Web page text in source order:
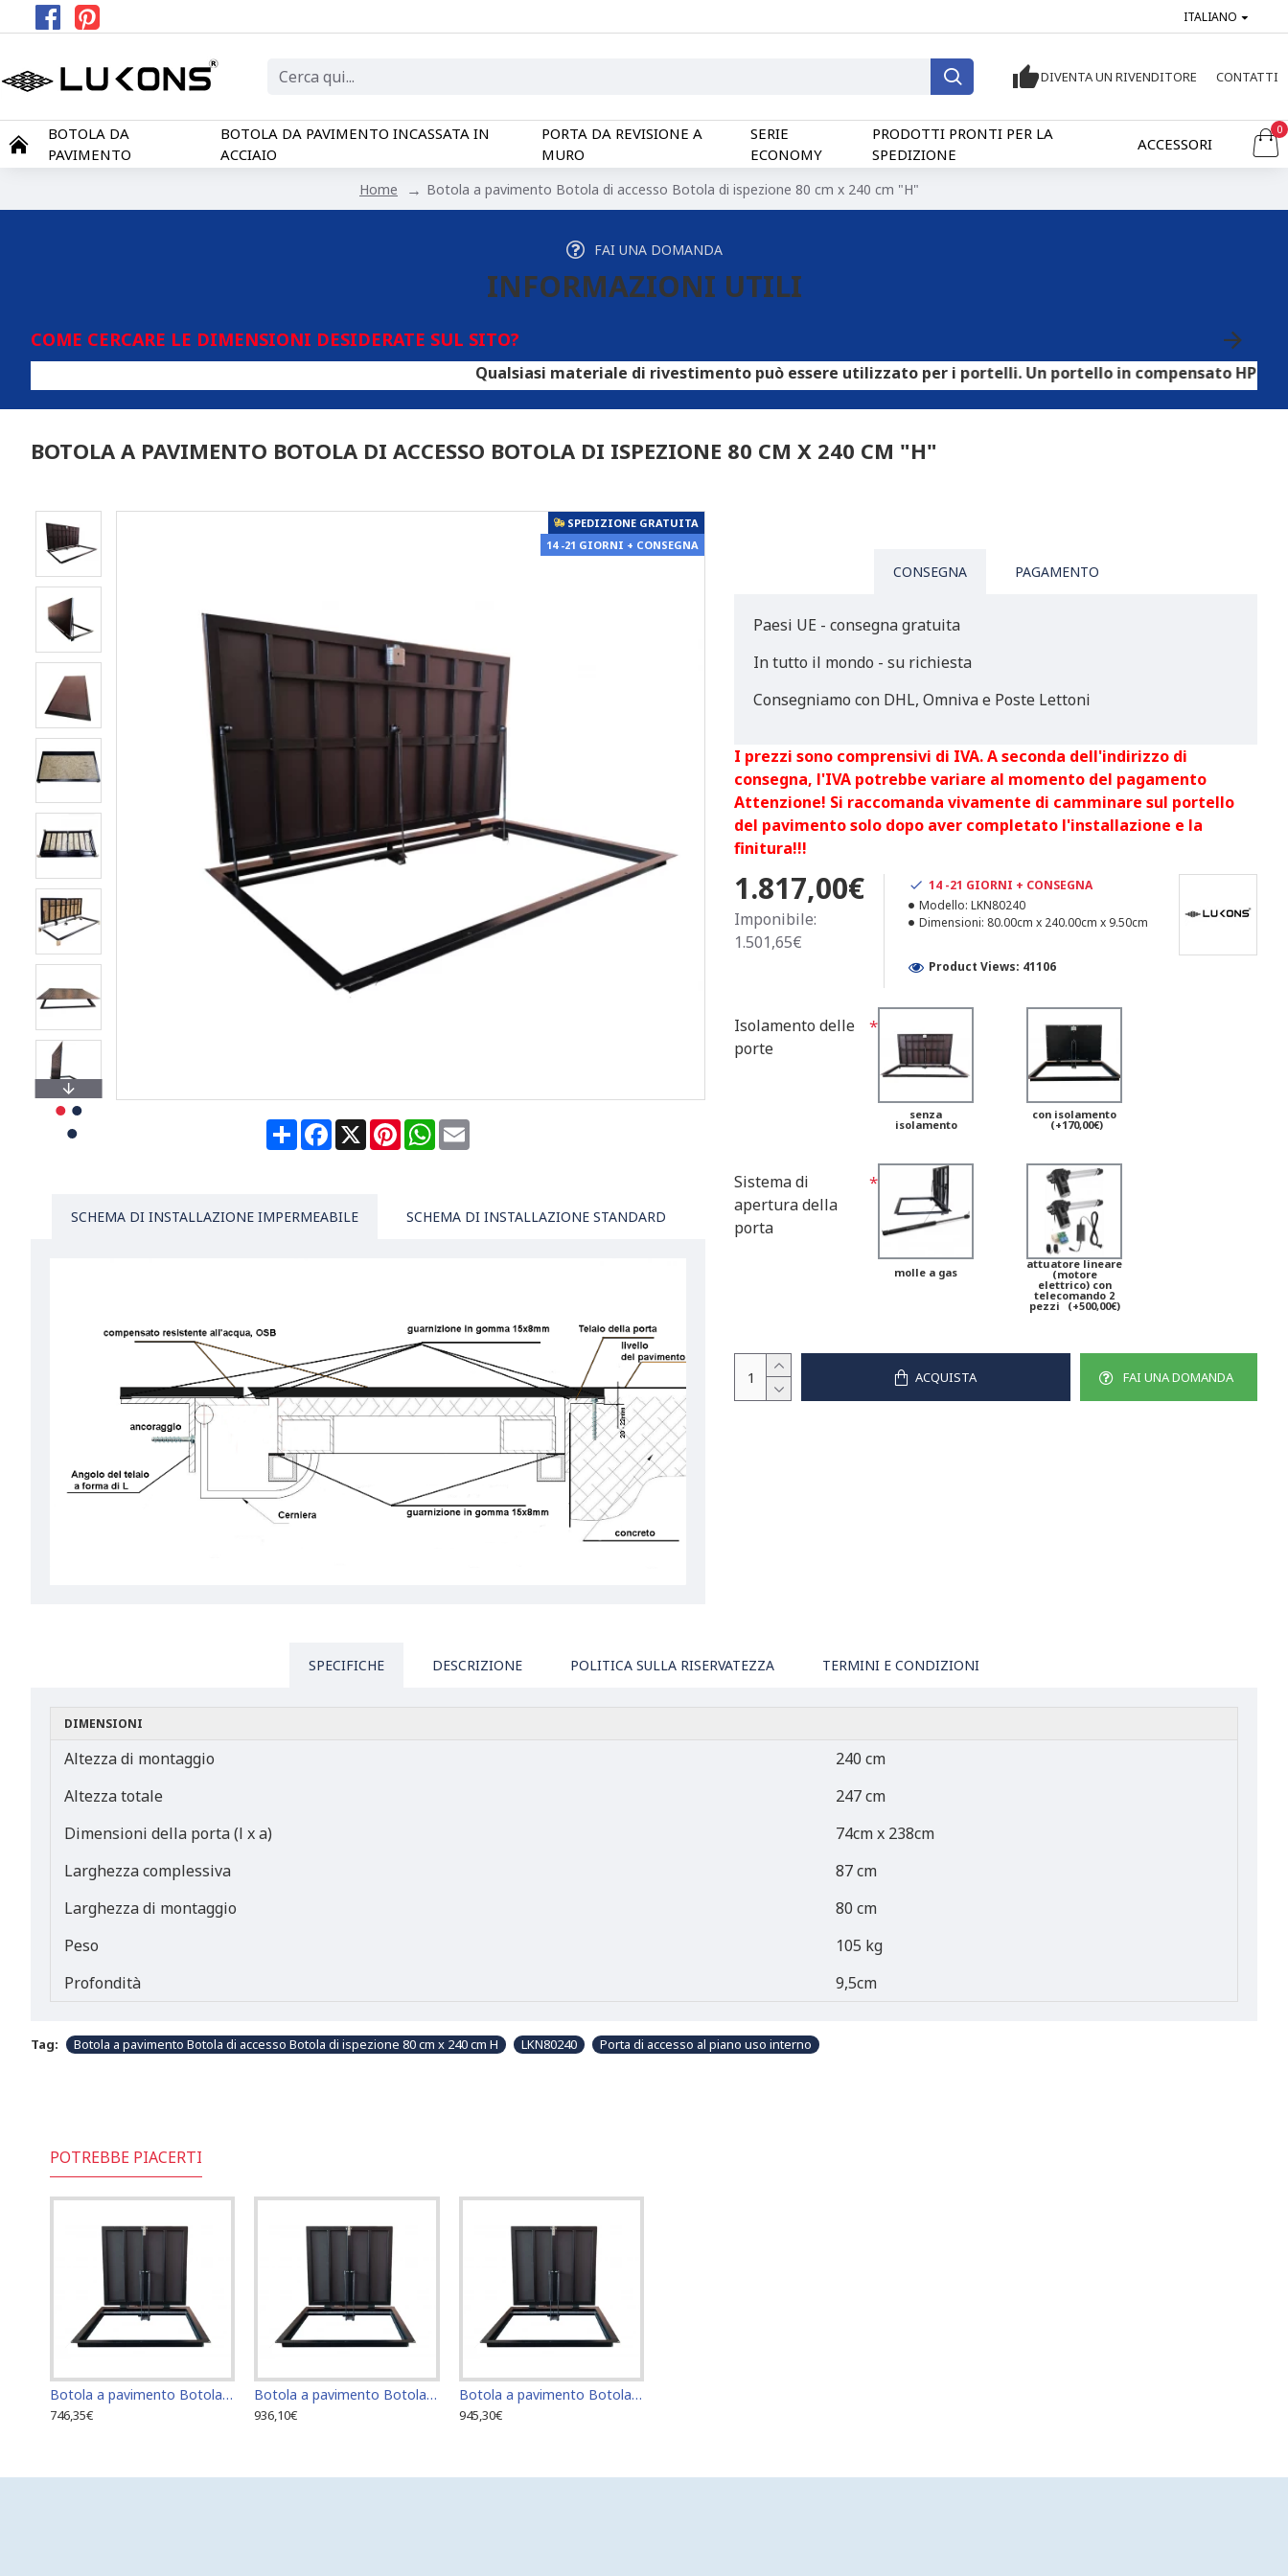
ITALIANO
DIVENTA UN RIVENDITORE CONTATTI
BOTOLA DA
PAVIMENTO
BOTOLA DA PAVIMENTO INCASSATA IN
ACCIAIO
PORTA DA REVISIONE A
MURO
SERIE
ECONOMY
PRODOTTI PRONTI PER LA
SPEDIZIONE
ACCESSORI
0
Home Botola a pavimento Botola di accesso Botola di ispezione 80 cm x 240 cm "H"
FAI UNA DOMANDA
INFORMAZIONI UTILI
COME CERCARE LE DIMENSIONI DESIDERATE SUL SITO?
Qualsiasi materiale di rivestimento può essere utilizzato per i portelli. Un portello in compensato HPL può
BOTOLA A PAVIMENTO BOTOLA DI ACCESSO BOTOLA DI ISPEZIONE 80 CM X 240 CM "H"
SPEDIZIONE GRATUITA
14 -21 GIORNI + CONSEGNA
ShareFacebook
X PinterestWhatsApp
Email
SCHEMA DI INSTALLAZIONE IMPERMEABILE SCHEMA DI INSTALLAZIONE STANDARD
CONSEGNA PAGAMENTO
Paesi UE - consegna gratuita
In tutto il mondo - su richiesta
Consegniamo con DHL, Omniva e Poste Lettoni
I prezzi sono comprensivi di IVA. A seconda dell'indirizzo di
consegna, l'IVA potrebbe variare al momento del pagamento
Attenzione! Si raccomanda vivamente di camminare sul portello
del pavimento solo dopo aver completato l'installazione e la
finitura!!!
1.817,00€
Imponibile:
1.501,65€
14 -21 GIORNI + CONSEGNA
Modello: LKN80240
Dimensioni: 80.00cm x 240.00cm x 9.50cm
Product Views: 41106
Isolamento delle
porte
senza
isolamento
con isolamento
(+170,00€)
Sistema di
apertura della
porta
molle a gas
attuatore lineare
(motore
elettrico) con
telecomando 2
pezzi (+500,00€)
ACQUISTA FAI UNA DOMANDA
SPECIFICHE DESCRIZIONE POLITICA SULLA RISERVATEZZA TERMINI E CONDIZIONI
DIMENSIONI
Altezza di montaggio
240 cm
Altezza totale
247 cm
Dimensioni della porta (l x a)
74cm x 238cm
Larghezza complessiva
87 cm
Larghezza di montaggio
80 cm
Peso
105 kg
Profondità
9,5cm
Tag: Botola a pavimento Botola di accesso Botola di ispezione 80 cm x 240 cm H LKN80240 Porta di accesso al piano uso interno
POTREBBE PIACERTI
Botola a pavimento Botola di accesso Botola di ispezione 60 cm x 60 cm
746,35€
Botola a pavimento Botola di accesso Botola di ispezione 60 cm x 70 cm "H"
936,10€
Botola a pavimento Botola di accesso Botola di ispezione 60 cm x 80 cm "H"
945,30€